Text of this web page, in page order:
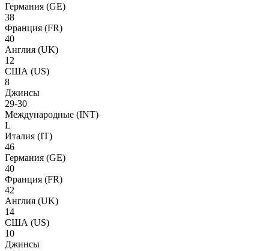
Германия (GE)
38
Франция (FR)
40
Англия (UK)
12
США (US)
8
Джинсы
29-30
Международные (INT)
L
Италия (IT)
46
Германия (GE)
40
Франция (FR)
42
Англия (UK)
14
США (US)
10
Джинсы